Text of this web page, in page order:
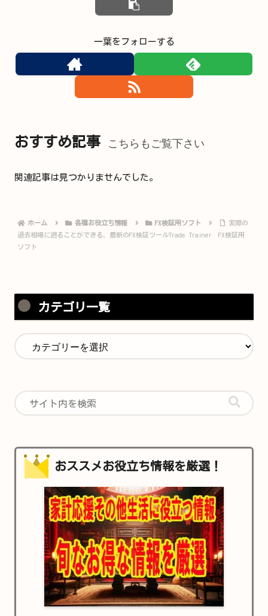
一葉をフォローする
おすすめ記事 こちらもご覧下さい
関連記事は見つかりませんでした。
ホーム 各種お役立ち情報 FX検証用ソフト
実際の
過去相場に遡ることができる、最新のFX検証ツールTrade Trainer FX検証用
ソフト
カテゴリ一覧
おススメお役立ち情報を厳選！